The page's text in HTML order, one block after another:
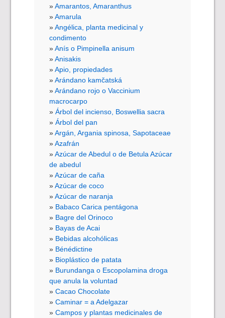
Amarantos, Amaranthus
Amarula
Angélica, planta medicinal y
condimento
Anís o Pimpinella anisum
Anisakis
Apio, propiedades
Arándano kamčatská
Arándano rojo o Vaccinium
macrocarpo
Árbol del incienso, Boswellia sacra
Árbol del pan
Argán, Argania spinosa, Sapotaceae
Azafrán
Azúcar de Abedul o de Betula Azúcar
de abedul
Azúcar de caña
Azúcar de coco
Azúcar de naranja
Babaco Carica pentágona
Bagre del Orinoco
Bayas de Acai
Bebidas alcohólicas
Bénédictine
Bioplástico de patata
Burundanga o Escopolamina droga
que anula la voluntad
Cacao Chocolate
Caminar = a Adelgazar
Campos y plantas medicinales de